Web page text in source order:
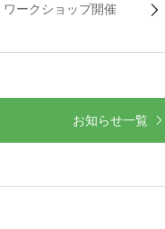
ークショップ開催
お知らせ一覧